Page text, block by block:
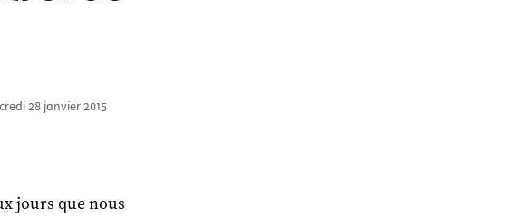
28 janvier 2015
jours que nous